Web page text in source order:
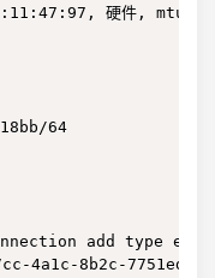
硬件, mtu
64
add type
4a1c-8b2c-